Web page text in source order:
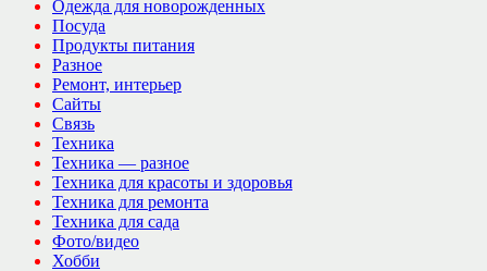
Одежда для новорожденных
Посуда
Продукты питания
Разное
Ремонт, интерьер
Сайты
Связь
Техника
Техника — разное
Техника для красоты и здоровья
Техника для ремонта
Техника для сада
Фото/видео
Хобби